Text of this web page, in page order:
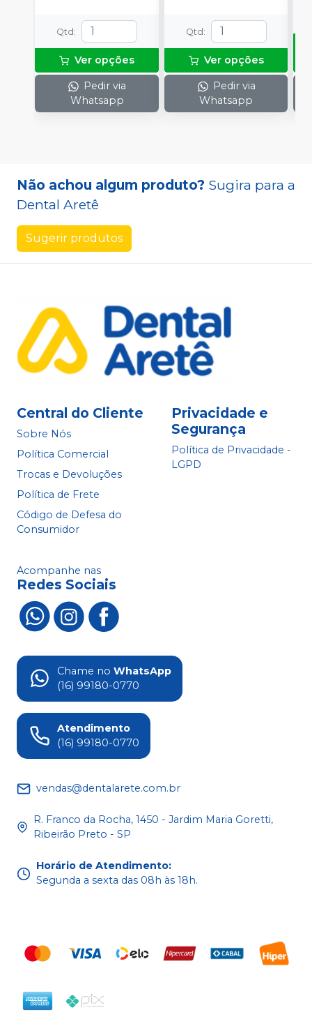
Qtd:
Ver opções
Pedir via
Whatsapp
Qtd:
Ver opções
Pedir via
Whatsapp
Não achou algum produto? Sugira para a
Dental Aretê
Sugerir produtos
Central do Cliente
Sobre Nós
Política Comercial
Trocas e Devoluções
Política de Frete
Código de Defesa do
Consumidor
Privacidade e
Segurança
Política de Privacidade -
LGPD
Acompanhe nas
Redes Sociais
Chame no WhatsApp
(16) 99180-0770
Atendimento
(16) 99180-0770
vendas@dentalarete.com.br
R. Franco da Rocha, 1450 - Jardim Maria Goretti,
Ribeirão Preto - SP
Horário de Atendimento:
Segunda a sexta das 08h às 18h.